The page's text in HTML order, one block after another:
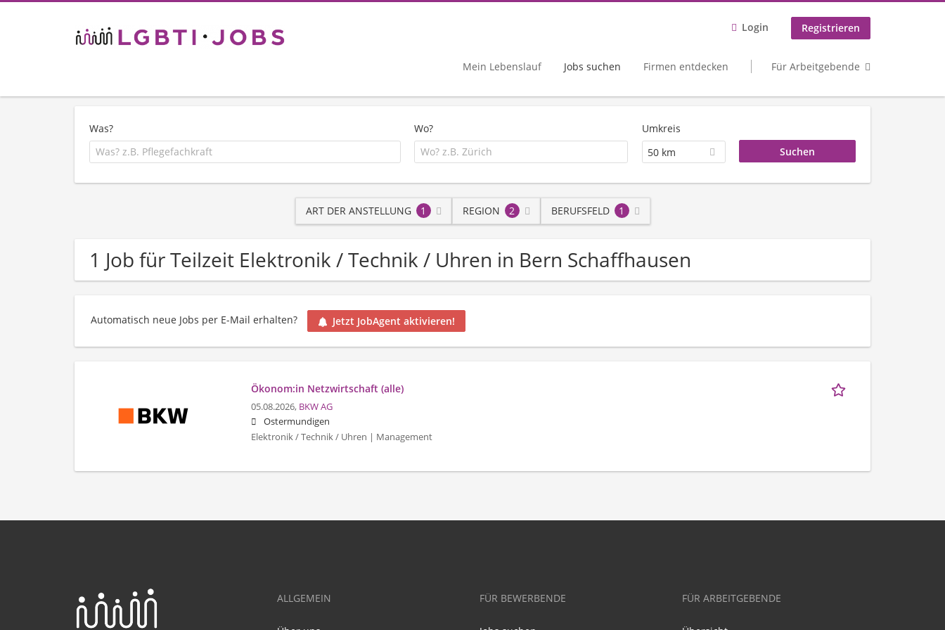
Login Registrieren
Mein Lebenslauf Jobs suchen Firmen entdecken Für Arbeitgebende
Was? Wo?
Umkreis
50 km
ART DER ANSTELLUNG 1 REGION 2 BERUFSFELD 1
1 Job für Teilzeit Elektronik / Technik / Uhren in Bern Schaffhausen
Automatisch neue Jobs per E-Mail erhalten? Jetzt JobAgent aktivieren!
Ökonom:in Netzwirtschaft (alle)
05.08.2026, BKW AG
Ostermundigen
Elektronik / Technik / Uhren | Management
ALLGEMEIN FÜR BEWERBENDE FÜR ARBEITGEBENDE